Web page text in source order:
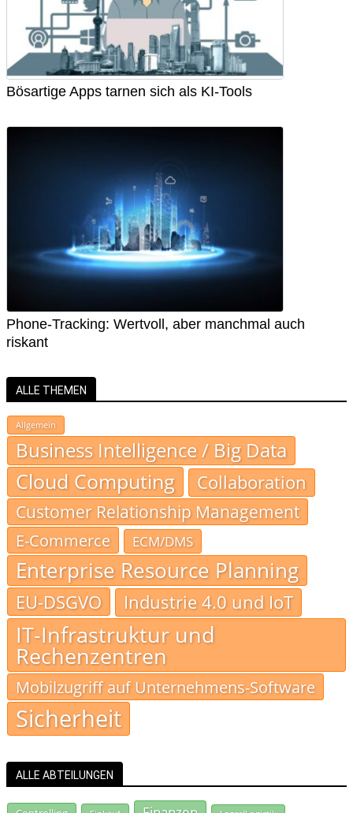
Bösartige Apps tarnen sich als KI-Tools
Phone-Tracking: Wertvoll, aber manchmal auch
riskant
ALLE THEMEN
Allgemein
Business Intelligence / Big Data
Cloud Computing Collaboration
Customer Relationship Management
E-Commerce
ECM/DMS
Enterprise Resource Planning
EU-DSGVO Industrie 4.0 und IoT
IT-Infrastruktur und
Rechenzentren
Mobilzugriff auf Unternehmens-Software
Sicherheit
ALLE ABTEILUNGEN